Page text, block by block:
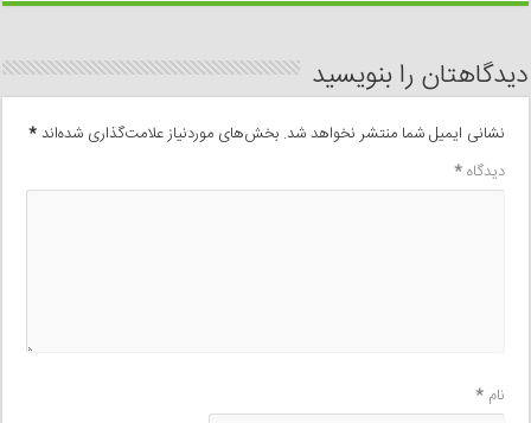
دیدگاهتان را بنویسید
نشانی ایمیل شما منتشر نخواهد شد. بخش‌های موردنیاز علامت‌گذاری شده‌اند*
دیدگاه*
نام*